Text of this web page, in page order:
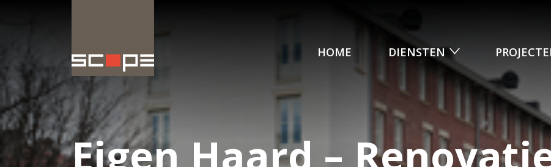
Eigen Haard –
HOME DIENSTEN